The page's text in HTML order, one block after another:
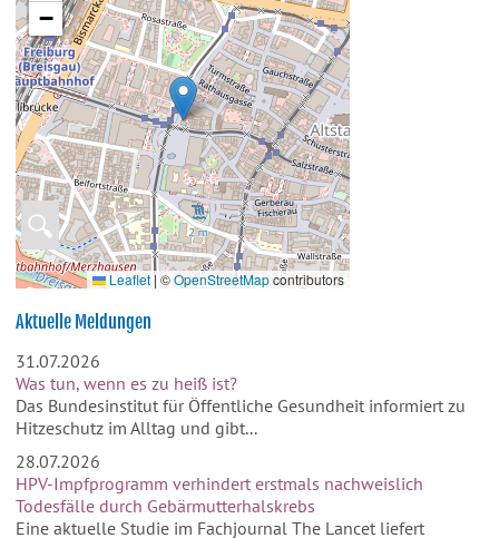
🔍
−
Leaflet | ©OpenStreetMapcontributors
Aktuelle Meldungen
31.07.2026
Was tun, wenn es zu heiß ist?
Das Bundesinstitut für Öffentliche Gesundheit informiert zu
Hitzeschutz im Alltag und gibt...
28.07.2026
HPV-Impfprogramm verhindert erstmals nachweislich
Todesfälle durch Gebärmutterhalskrebs
Eine aktuelle Studie im Fachjournal The Lancet liefert